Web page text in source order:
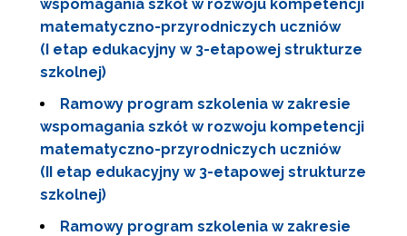
wspomagania szkół w rozwoju kompetencji
matematyczno-przyrodniczych uczniów
(I etap edukacyjny w 3-etapowej strukturze
szkolnej)
Ramowy program szkolenia w zakresie
wspomagania szkół w rozwoju kompetencji
matematyczno-przyrodniczych uczniów
(II etap edukacyjny w 3-etapowej strukturze
szkolnej)
Ramowy program szkolenia w zakresie